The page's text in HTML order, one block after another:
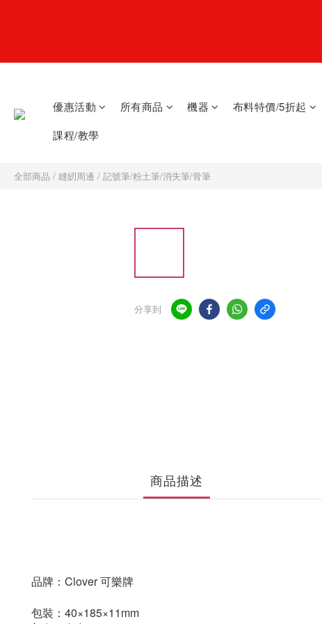
優惠活動 所有商品 機器 布料特價/5折起
課程/教學
全部商品 / 縫紉周邊 / 記號筆/粉土筆/消失筆/骨筆
分享到
商品描述
品牌：Clover 可樂牌
包裝：40×185×11mm